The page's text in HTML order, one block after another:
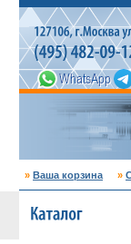
» Ваша корзина »